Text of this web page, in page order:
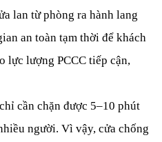
lan từ phòng ra hành lang
an toàn tạm thời để khách
lực lượng PCCC tiếp cận,
cần chặn được 5–10 phút
người. Vì vậy, cửa chống